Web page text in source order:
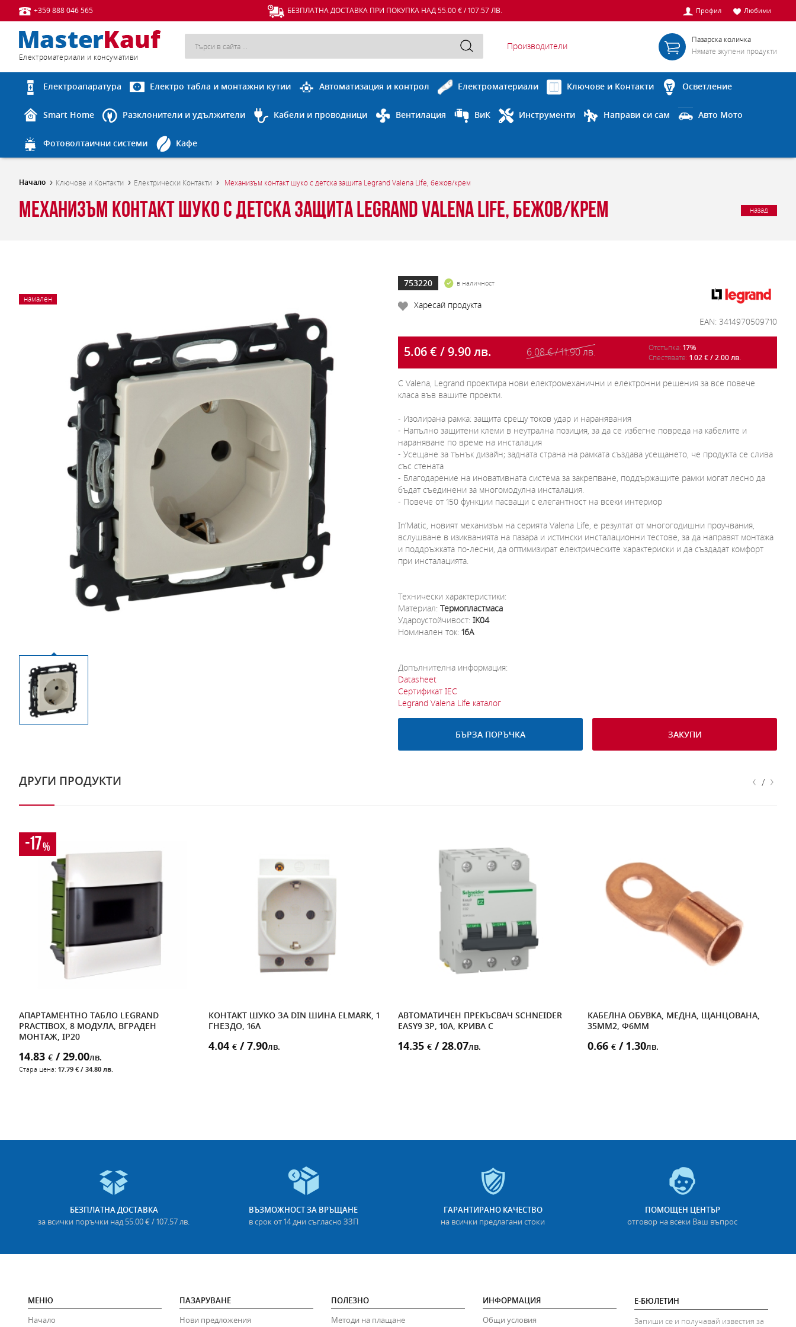
+359 888 046 565 Профил Любими
БЕЗПЛАТНА ДОСТАВКА ПРИ ПОКУПКА НАД 55.00 € / 107.57 ЛВ.
Eлектроматериали и консумативи
Пазарска количка
Нямате зкупени продукти
Производители
Електроапаратура Електро табла и монтажни кутии Автоматизация и контрол Електроматериали Ключове и Контакти Осветление
Smart Home Разклонители и удължители Кабели и проводници Вентилация ВиК Инструменти Направи си сам Авто Мото
Фотоволтаични системи Кафе
Начало Ключове и Контакти Електрически Контакти Механизъм контакт шуко с детска защита Legrand Valena Life, бежов/крем
Механизъм контакт шуко с детска защита Legrand Valena Life, бежов/крем назад
намален
753220 в наличност
Харесай продукта
EAN: 3414970509710
5.06 € / 9.90 лв. 6.08 € / 11.90 лв. Отстъпка:17%
Спестявате:1.02 € / 2.00 лв.
С Valena, Legrand проектира нови електромеханични и електронни решения за все повече
класа във вашите проекти.
- Изолирана рамка: защита срещу токов удар и наранявания
- Напълно защитени клеми в неутрална позиция, за да се избегне повреда на кабелите и
нараняване по време на инсталация
- Усещане за тънък дизайн; задната страна на рамката създава усещането, че продукта се слива
със стената
- Благодарение на иновативната система за закрепване, поддържащите рамки могат лесно да
бъдат съединени за многомодулна инсталация.
- Повече от 150 функции пасващи с елегантност на всеки интериор
In’Matic, новият механизъм на серията Valena Life, е резултат от многогодишни проучвания,
вслушване в изикванията на пазара и истински инсталационни тестове, за да направят монтажа
и поддръжката по-лесни, да оптимизират електрическите характериски и да създадат комфорт
при инсталацията.
Технически характеристики:
Материал: Термопластмаса
Удароустойчивост: IK04
Номинален ток: 16A
Допълнителна информация:
Datasheet
Сертификат IEC
Legrand Valena Life каталог
БЪРЗА ПОРЪЧКА ЗАКУПИ
ДРУГИ ПРОДУКТИ ‹ / ›
-17%
АПАРТАМЕНТНО ТАБЛО LEGRAND
PRACTIBOX, 8 МОДУЛА, ВГРАДЕН
МОНТАЖ, IP20
14.83 € / 29.00лв.
Стара цена: 17.79 € / 34.80 лв.
КОНТАКТ ШУКО ЗА DIN ШИНА ELMARK, 1
ГНЕЗДО, 16A
4.04 € / 7.90лв.
АВТОМАТИЧЕН ПРЕКЪСВАЧ SCHNEIDER
EASY9 3P, 10A, КРИВА C
14.35 € / 28.07лв.
КАБЕЛНА ОБУВКА, МЕДНА, ЩАНЦОВАНА,
35MM2, Ф6MM
0.66 € / 1.30лв.
БЕЗПЛАТНА ДОСТАВКА
за всички поръчки над 55.00 € / 107.57 лв.
ВЪЗМОЖНОСТ ЗА ВРЪЩАНЕ
в срок от 14 дни съгласно ЗЗП
ГАРАНТИРАНО КАЧЕСТВО
на всички предлагани стоки
ПОМОЩЕН ЦЕНТЪР
отговор на всеки Ваш въпрос
МЕНЮ
Начало
ПАЗАРУВАНЕ
Нови предложения
ПОЛЕЗНО
Методи на плащане
ИНФОРМАЦИЯ
Общи условия
Е-БЮЛЕТИН
Запиши се и получавай известия за